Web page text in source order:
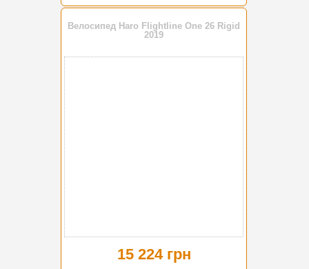
Велосипед Haro Flightline One 26 Rigid
2019
15 224 грн